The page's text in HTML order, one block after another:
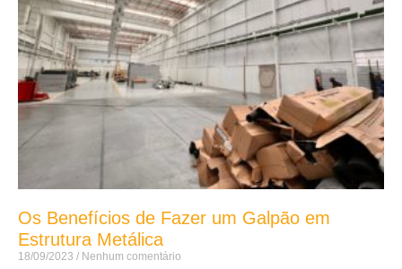
Os Benefícios de Fazer um Galpão em
Estrutura Metálica
18/09/2023 Nenhum comentário